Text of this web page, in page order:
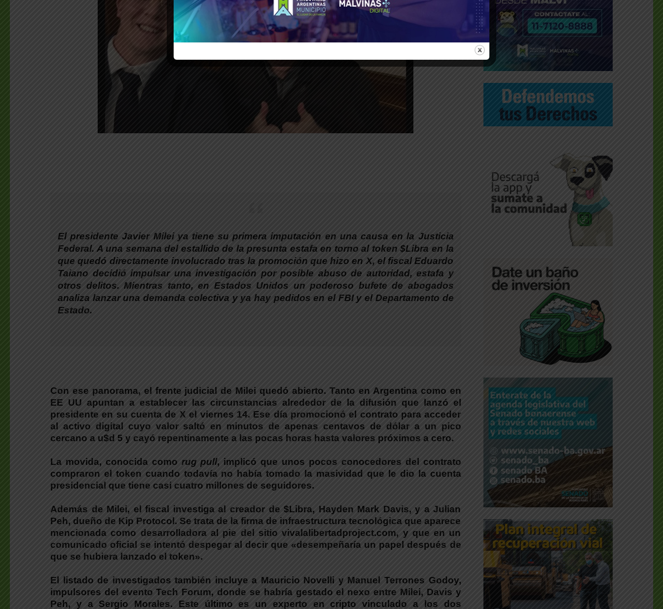
El presidente Javier Milei ya tiene su primera imputación en una causa en la Justicia
Federal. A una semana del estallido de la presunta estafa en torno al token $Libra en la
que quedó directamente involucrado tras la promoción que hizo en X, el fiscal Eduardo
Taiano decidió impulsar una investigación por posible abuso de autoridad, estafa y
otros delitos. Mientras tanto, en Estados Unidos un poderoso bufete de abogados
analiza lanzar una demanda colectiva y ya hay pedidos en el FBI y el Departamento de
Estado.
Con ese panorama, el frente judicial de Milei quedó abierto. Tanto en Argentina como en
EE UU apuntan a establecer las circunstancias alrededor de la difusión que lanzó el
presidente en su cuenta de X el viernes 14. Ese día promocionó el contrato para acceder
al activo digital cuyo valor saltó en minutos de apenas centavos de dólar a un pico
cercano a u$d 5 y cayó repentinamente a las pocas horas hasta valores próximos a cero.
La movida, conocida como rug pull, implicó que unos pocos conocedores del contrato
compraron el token cuando todavía no había tomado la masividad que le dio la cuenta
presidencial que tiene casi cuatro millones de seguidores.
Además de Milei, el fiscal investiga al creador de $Libra, Hayden Mark Davis, y a Julian
Peh, dueño de Kip Protocol. Se trata de la firma de infraestructura tecnológica que aparece
mencionada como desarrolladora al pie del sitio vivalalibertadproject.com, y que en un
comunicado oficial se intentó despegar al decir que «desempeñaría un papel después de
que se hubiera lanzado el token».
El listado de investigados también incluye a Mauricio Novelli y Manuel Terrones Godoy,
impulsores del evento Tech Forum, donde se habría gestado el nexo entre Milei, Davis y
Peh, y a Sergio Morales. Este último es un experto en cripto vinculado a los dos